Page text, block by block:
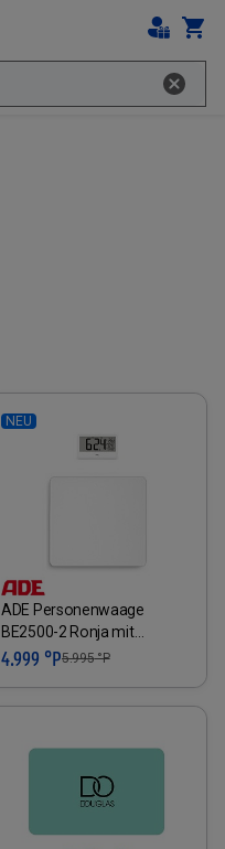
NEU
ADE Personenwaage
BE2500-2 Ronja mit
externem Display
4.999 °P5.995°P